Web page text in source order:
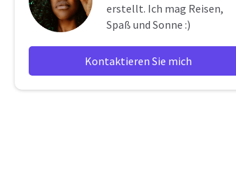
erstellt. Ich mag Reisen,
Spaß und Sonne :)
Kontaktieren Sie mich